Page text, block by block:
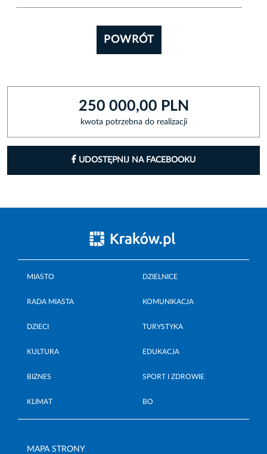
POWRÓT
250 000,00 PLN
kwota potrzebna do realizacji
UDOSTĘPNIJ NA FACEBOOKU
MIASTO DZIELNICE
RADA MIASTA KOMUNIKACJA
DZIECI TURYSTYKA
KULTURA EDUKACJA
BIZNES SPORT I ZDROWIE
KLIMAT BO
MAPA STRONY